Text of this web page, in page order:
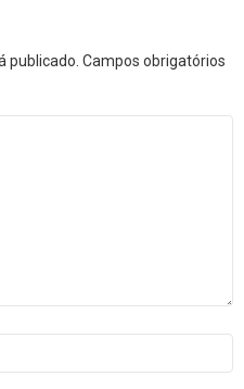
publicado. Campos obrigatórios